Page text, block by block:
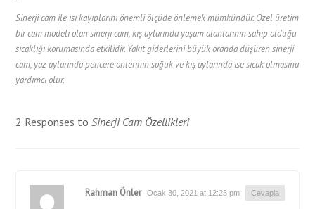
Sinerji cam ile ısı kayıplarını önemli ölçüde önlemek mümkündür. Özel üretim
bir cam modeli olan sinerji cam, kış aylarında yaşam alanlarının sahip olduğu
sıcaklığı korumasında etkilidir. Yakıt giderlerini büyük oranda düşüren sinerji
cam, yaz aylarında pencere önlerinin soğuk ve kış aylarında ise sıcak olmasına
yardımcı olur.
2 Responses toSinerji Cam Özellikleri
Rahman Önler Ocak 30, 2021 at 12:23 pm Cevapla